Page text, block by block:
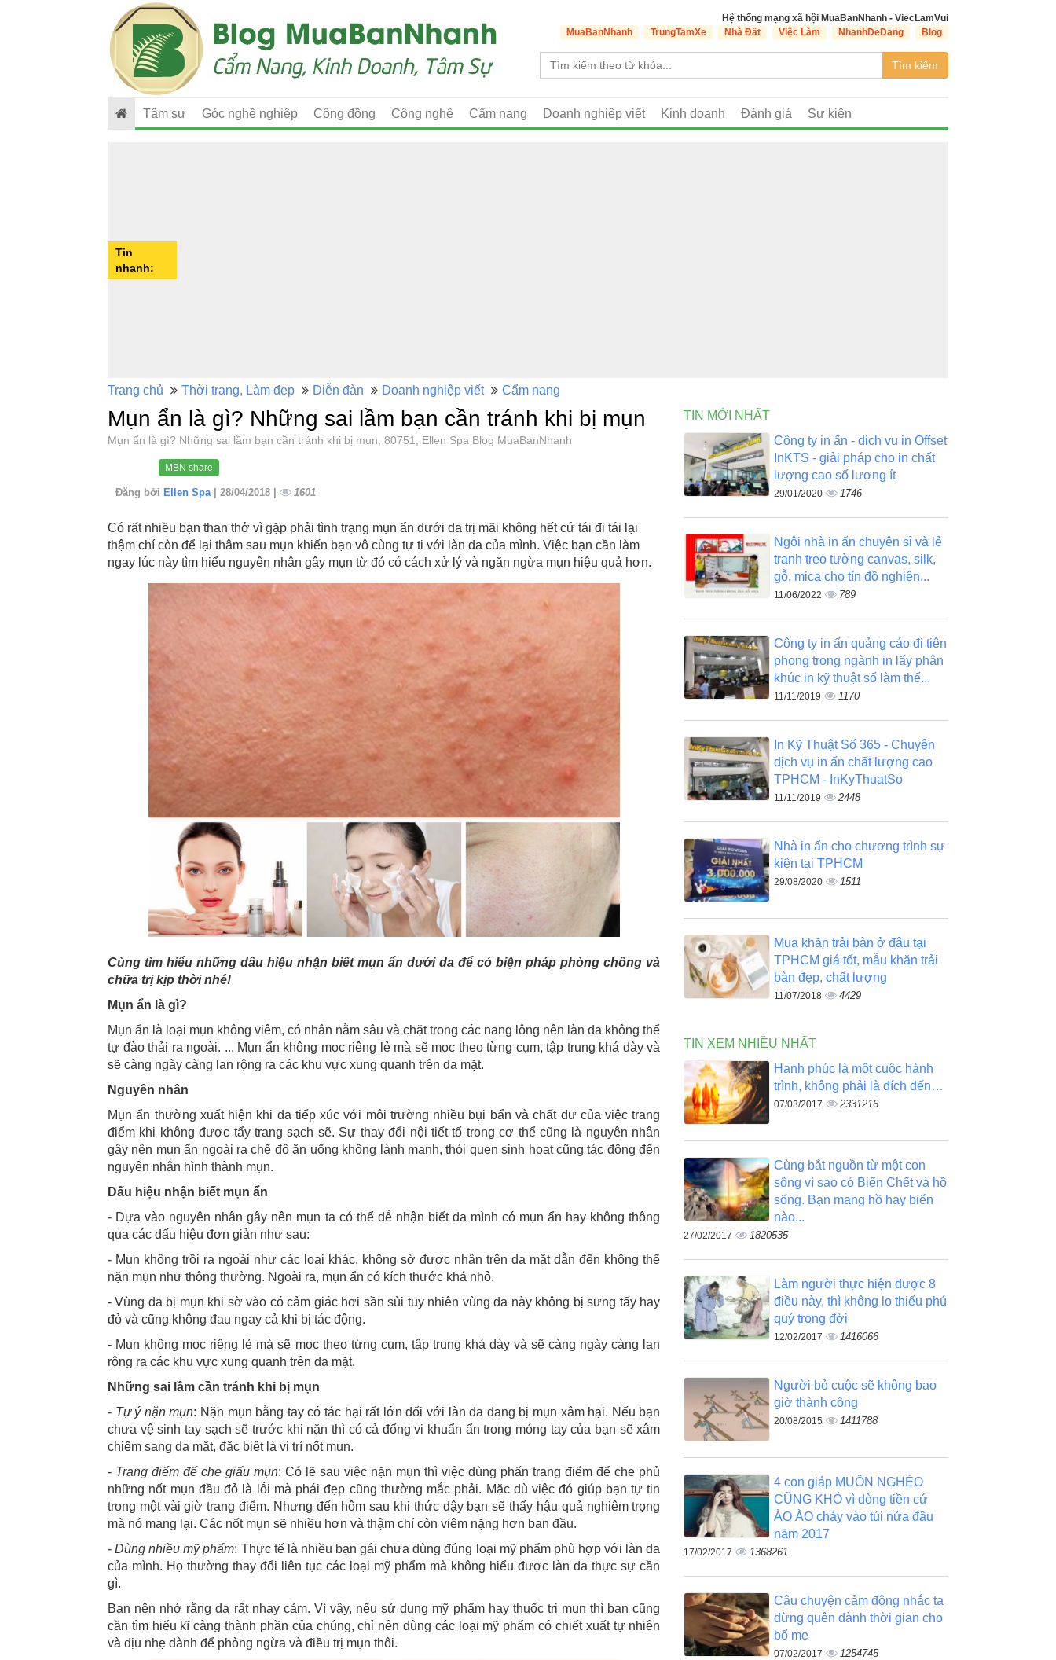
Hệ thống mạng xã hội MuaBanNhanh - ViecLamVui
MuaBanNhanh
TrungTamXe Nhà Đất Việc Làm NhanhDeDang Blog
Tìm kiếm
Tâm sự Góc nghề nghiệp Cộng đồng Công nghệ Cẩm nang Doanh nghiệp viết Kinh doanh Đánh giá Sự kiện
Tin
nhanh:
Trang chủ Thời trang, Làm đẹp Diễn đàn Doanh nghiệp viết Cẩm nang
Mụn ẩn là gì? Những sai lầm bạn cần tránh khi bị mụn
Mụn ẩn là gì? Những sai lầm bạn cần tránh khi bị mụn, 80751, Ellen Spa Blog MuaBanNhanh
MBN share
Đăng bởi Ellen Spa | 28/04/2018 | 1601
Có rất nhiều bạn than thở vì gặp phải tình trạng mụn ẩn dưới da trị mãi không hết cứ tái đi tái lại
thậm chí còn để lại thâm sau mụn khiến bạn vô cùng tự ti với làn da của mình. Việc bạn cần làm
ngay lúc này tìm hiểu nguyên nhân gây mụn từ đó có cách xử lý và ngăn ngừa mụn hiệu quả hơn.
Cùng tìm hiểu những dấu hiệu nhận biết mụn ẩn dưới da để có biện pháp phòng chống và
chữa trị kịp thời nhé!
Mụn ẩn là gì?
Mụn ẩn là loại mụn không viêm, có nhân nằm sâu và chặt trong các nang lông nên làn da không thể
tự đào thải ra ngoài. ... Mụn ẩn không mọc riêng lẻ mà sẽ mọc theo từng cụm, tập trung khá dày và
sẽ càng ngày càng lan rộng ra các khu vực xung quanh trên da mặt.
Nguyên nhân
Mụn ẩn thường xuất hiện khi da tiếp xúc với môi trường nhiều bụi bẩn và chất dư của việc trang
điểm khi không được tẩy trang sạch sẽ. Sự thay đổi nội tiết tố trong cơ thể cũng là nguyên nhân
gây nên mụn ẩn ngoài ra chế độ ăn uống không lành mạnh, thói quen sinh hoạt cũng tác động đến
nguyên nhân hình thành mụn.
Dấu hiệu nhận biết mụn ẩn
- Dựa vào nguyên nhân gây nên mụn ta có thể dễ nhận biết da mình có mụn ẩn hay không thông
qua các dấu hiệu đơn giản như sau:
- Mụn không trồi ra ngoài như các loại khác, không sờ được nhân trên da mặt dẫn đến không thể
nặn mụn như thông thường. Ngoài ra, mụn ẩn có kích thước khá nhỏ.
- Vùng da bị mụn khi sờ vào có cảm giác hơi sần sùi tuy nhiên vùng da này không bị sưng tấy hay
đỏ và cũng không đau ngay cả khi bị tác động.
- Mụn không mọc riêng lẻ mà sẽ mọc theo từng cụm, tập trung khá dày và sẽ càng ngày càng lan
rộng ra các khu vực xung quanh trên da mặt.
Những sai lầm cần tránh khi bị mụn
- Tự ý nặn mụn: Nặn mụn bằng tay có tác hại rất lớn đối với làn da đang bị mụn xâm hại. Nếu bạn
chưa vệ sinh tay sạch sẽ trước khi nặn thì có cả đống vi khuẩn ẩn trong móng tay của bạn sẽ xâm
chiếm sang da mặt, đặc biệt là vị trí nốt mụn.
- Trang điểm để che giấu mụn: Có lẽ sau việc nặn mụn thì việc dùng phấn trang điểm để che phủ
những nốt mụn đầu đỏ là lỗi mà phái đẹp cũng thường mắc phải. Mặc dù việc đó giúp bạn tự tin
trong một vài giờ trang điểm. Nhưng đến hôm sau khi thức dậy bạn sẽ thấy hậu quả nghiêm trọng
mà nó mang lại. Các nốt mụn sẽ nhiều hơn và thậm chí còn viêm nặng hơn ban đầu.
-Dùng nhiều mỹ phẩm: Thực tế là nhiều bạn gái chưa dùng đúng loại mỹ phẩm phù hợp với làn da
của mình. Họ thường thay đổi liên tục các loại mỹ phẩm mà không hiểu được làn da thực sự cần
gì.
Bạn nên nhớ rằng da rất nhạy cảm. Vì vậy, nếu sử dụng mỹ phẩm hay thuốc trị mụn thì bạn cũng
cần tìm hiểu kĩ càng thành phần của chúng, chỉ nên dùng các loại mỹ phẩm có chiết xuất tự nhiên
và dịu nhẹ dành để phòng ngừa và điều trị mụn thôi.
TIN MỚI NHẤT
Công ty in ấn - dịch vụ in Offset
InKTS - giải pháp cho in chất
lượng cao số lượng ít
29/01/2020 1746
Ngôi nhà in ấn chuyên sỉ và lẻ
tranh treo tường canvas, silk,
gỗ, mica cho tín đồ nghiện...
11/06/2022 789
Công ty in ấn quảng cáo đi tiên
phong trong ngành in lấy phân
khúc in kỹ thuật số làm thế...
11/11/2019 1170
In Kỹ Thuật Số 365 - Chuyên
dịch vụ in ấn chất lượng cao
TPHCM - InKyThuatSo
11/11/2019 2448
Nhà in ấn cho chương trình sự
kiện tại TPHCM
29/08/2020 1511
Mua khăn trải bàn ở đâu tại
TPHCM giá tốt, mẫu khăn trải
bàn đẹp, chất lượng
11/07/2018 4429
TIN XEM NHIỀU NHẤT
Hạnh phúc là một cuộc hành
trình, không phải là đích đến…
07/03/2017 2331216
Cùng bắt nguồn từ một con
sông vì sao có Biển Chết và hồ
sống. Bạn mang hồ hay biển
nào...
27/02/2017 1820535
Làm người thực hiện được 8
điều này, thì không lo thiếu phú
quý trong đời
12/02/2017 1416066
Người bỏ cuộc sẽ không bao
giờ thành công
20/08/2015 1411788
4 con giáp MUỐN NGHÈO
CŨNG KHÓ vì dòng tiền cứ
ÀO ÀO chảy vào túi nửa đầu
năm 2017
17/02/2017 1368261
Câu chuyện cảm động nhắc ta
đừng quên dành thời gian cho
bố mẹ
07/02/2017 1254745